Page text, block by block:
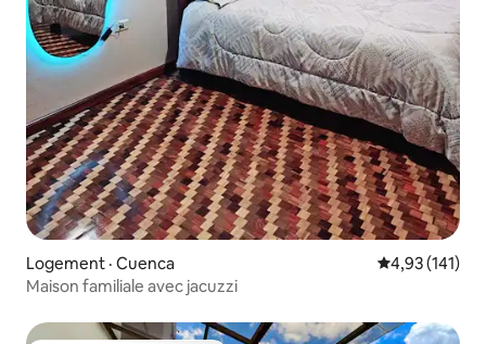
Logement · Cuenca Note
4,93 (141)
Maison familiale avec jacuzzi